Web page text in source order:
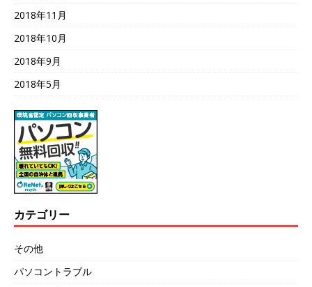
2018年11月
2018年10月
2018年9月
2018年5月
カテゴリー
その他
パソコントラブル